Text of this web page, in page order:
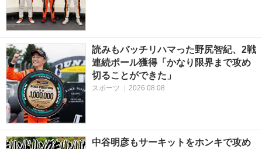
読みもバッチリハマった野尻智紀、2戦
連続ポール獲得「かなり限界まで攻め
切ることができた」
スポーツ | 2026.08.08
中谷明彦もサーキットをホンキで攻め